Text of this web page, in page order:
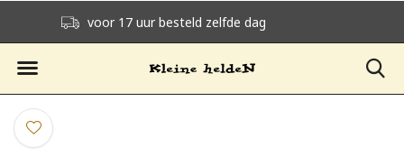
voor 17 uur besteld zelfde dag verzonden